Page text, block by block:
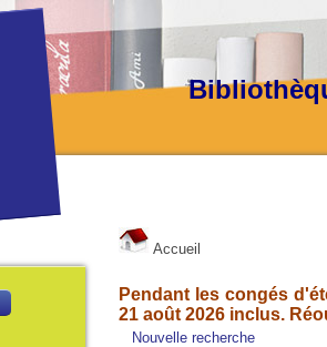
Accueil
Pendant les congés
21 août 2026 inclus.
Nouvelle recherche